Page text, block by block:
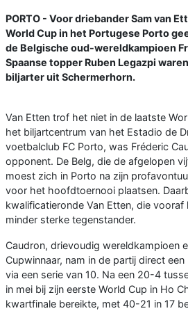
PORTO - Voor driebander Sam van
World Cup in het Portugese Porto
de Belgische oud-wereldkampioen
Spaanse topper Ruben Legazpi
biljarter uit Schermerhorn.
Van Etten trof het niet in de laatste
het biljartcentrum van het Estadio de
voetbalclub FC Porto, was Fréderic
opponent. De Belg, die de afgelopen
moest zich in Porto na zijn
voor het hoofdtoernooi plaatsen.
kwalificatieronde Van Etten, die
minder sterke tegenstander.
Caudron, drievoudig wereldkampioen
Cupwinnaar, nam in de partij direct
via een serie van 10. Na een 20-4
in mei bij zijn eerste World Cup in Ho
kwartfinale bereikte, met 40-21 in 17